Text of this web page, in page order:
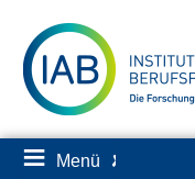
zum
Inhalt
≡ Menü ✘